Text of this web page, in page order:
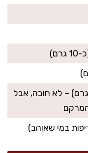
1 כף אגוזי מלך קצוצים גס (12 גרם) – לא חובה, אבל